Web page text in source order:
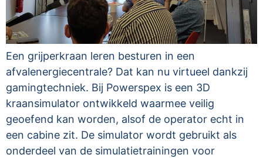
Een grijperkraan leren besturen in een
afvalenergiecentrale? Dat kan nu virtueel dankzij
gamingtechniek. Bij Powerspex is een 3D
kraansimulator ontwikkeld waarmee veilig
geoefend kan worden, alsof de operator echt in
een cabine zit. De simulator wordt gebruikt als
onderdeel van de simulatietrainingen voor